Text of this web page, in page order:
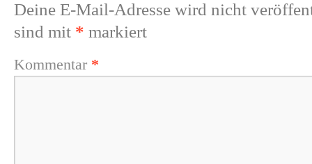
Deine E-Mail-Adresse wird nicht
sind mit * markiert
Kommentar *